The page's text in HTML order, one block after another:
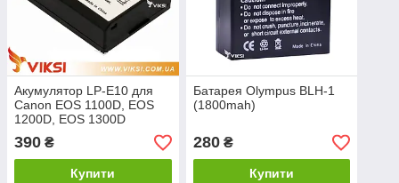
Акумулятор LP-E10 для
Canon EOS 1100D, EOS
1200D, EOS 1300D
(1500mah)
390 ₴
Купити
Батарея Olympus BLH-1
(1800mah)
280₴
Купити